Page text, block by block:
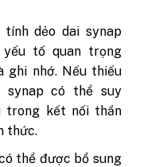
dẻo dai synap
tố quan trọng
ghi nhớ. Nếu thiếu
synap có thể suy
trong kết nối thần
thức.
thể được bổ sung